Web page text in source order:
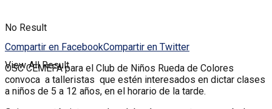
No Result
View All Result
Compartir en FacebookCompartir en Twitter
OSC CEMEFA para el Club de Niños Rueda de Colores
convoca a talleristas que estén interesados en dictar clases
a niños de 5 a 12 años, en el horario de la tarde.